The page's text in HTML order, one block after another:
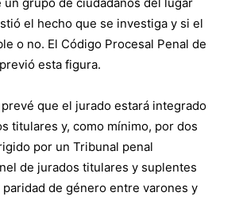
un grupo de ciudadanos del lugar
el hecho que se investiga y si el
o no. El Código Procesal Penal de
esta figura.
que el jurado estará integrado
titulares y, como mínimo, por dos
por un Tribunal penal
de jurados titulares y suplentes
de género entre varones y